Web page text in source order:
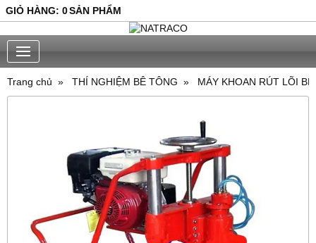
GIỎ HÀNG: 0SẢN PHẨM
Trang chủ THÍ NGHIỆM BÊ TÔNG MÁY KHOAN RÚT LÕI